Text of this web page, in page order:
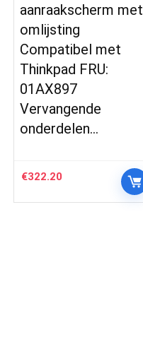
aanraakscherm met
omlijsting
Compatibel met
Thinkpad FRU:
01AX897
Vervangende
onderdelen…
€322.20